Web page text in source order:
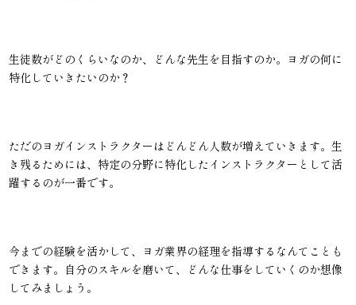
生徒数がどのくらいなのか、どんな先生を目指すのか。ヨガの何に
特化していきたいのか？
ただのヨガインストラクターはどんどん人数が増えていきます。生
き残るためには、特定の分野に特化したインストラクターとして活
躍するのが一番です。
今までの経験を活かして、ヨガ業界の経理を指導するなんてことも
できます。自分のスキルを磨いて、どんな仕事をしていくのか想像
してみましょう。